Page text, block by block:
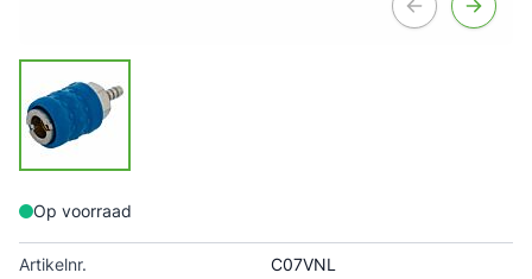
Op voorraad
Artikelnr. C07VNL